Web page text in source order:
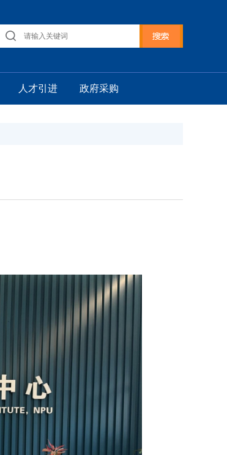
人才引进 政府采购